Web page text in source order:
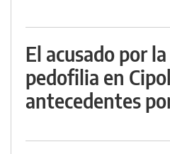
El acusado por
pedofilia en
antecedentes